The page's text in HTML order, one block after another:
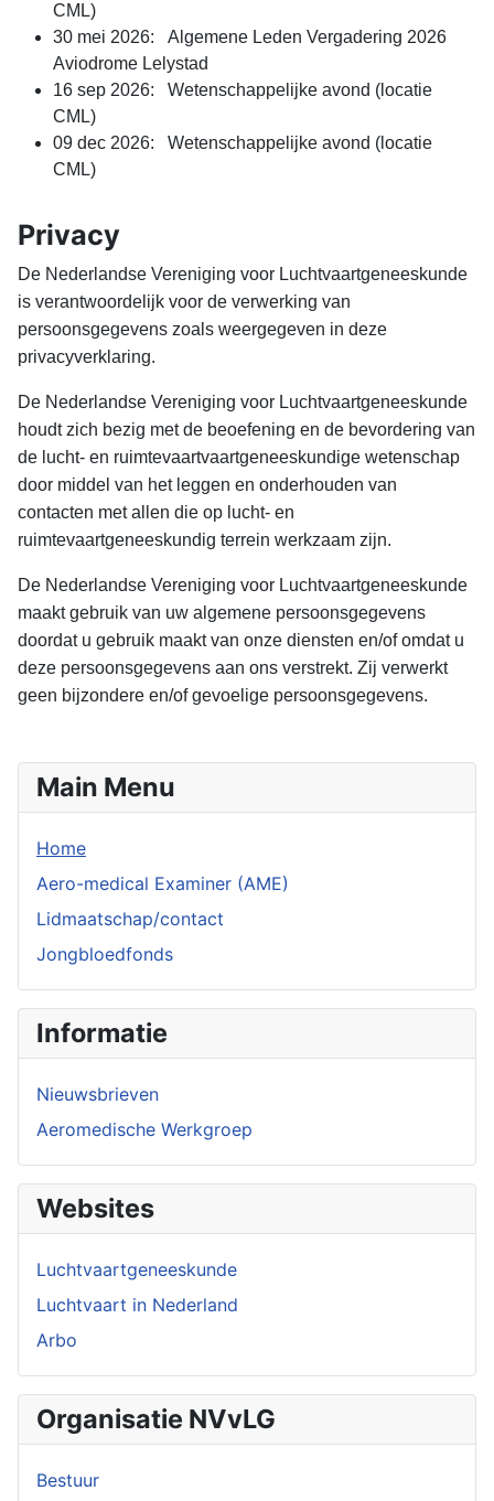
CML)
30 mei 2026: Algemene Leden Vergadering 2026
Aviodrome Lelystad
16 sep 2026: Wetenschappelijke avond (locatie
CML)
09 dec 2026: Wetenschappelijke avond (locatie
CML)
Privacy
De Nederlandse Vereniging voor Luchtvaartgeneeskunde
is verantwoordelijk voor de verwerking van
persoonsgegevens zoals weergegeven in deze
privacyverklaring.
De Nederlandse Vereniging voor Luchtvaartgeneeskunde
houdt zich bezig met de beoefening en de bevordering van
de lucht- en ruimtevaartvaartgeneeskundige wetenschap
door middel van het leggen en onderhouden van
contacten met allen die op lucht- en
ruimtevaartgeneeskundig terrein werkzaam zijn.
De Nederlandse Vereniging voor Luchtvaartgeneeskunde
maakt gebruik van uw algemene persoonsgegevens
doordat u gebruik maakt van onze diensten en/of omdat u
deze persoonsgegevens aan ons verstrekt. Zij verwerkt
geen bijzondere en/of gevoelige persoonsgegevens.
Main Menu
Home
Aero-medical Examiner (AME)
Lidmaatschap/contact
Jongbloedfonds
Informatie
Nieuwsbrieven
Aeromedische Werkgroep
Websites
Luchtvaartgeneeskunde
Luchtvaart in Nederland
Arbo
Organisatie NVvLG
Bestuur